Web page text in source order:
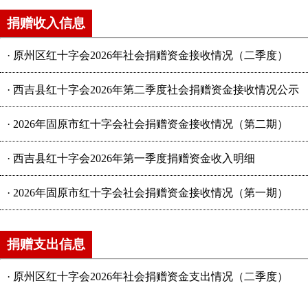
捐赠收入信息
· 原州区红十字会2026年社会捐赠资金接收情况（二季度）
· 西吉县红十字会2026年第二季度社会捐赠资金接收情况公示
· 2026年固原市红十字会社会捐赠资金接收情况（第二期）
· 西吉县红十字会2026年第一季度捐赠资金收入明细
· 2026年固原市红十字会社会捐赠资金接收情况（第一期）
捐赠支出信息
· 原州区红十字会2026年社会捐赠资金支出情况（二季度）